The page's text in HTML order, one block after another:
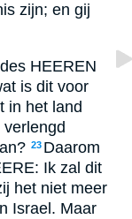
zijn; en gij
HEEREN
is dit voor
in het land
23 Daarom
Ik zal dit
het niet meer
Israel. Maar